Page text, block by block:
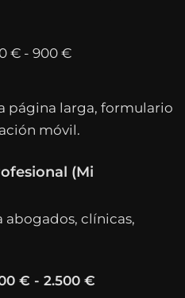
€ - 900 €
página larga, formulario
móvil.
(Mi
abogados, clínicas,
€ - 2.500 €